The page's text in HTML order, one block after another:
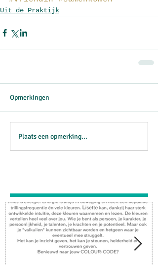
Uit de Praktijk
Opmerkingen
Plaats een opmerking...